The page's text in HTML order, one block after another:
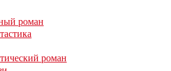
роман
роман